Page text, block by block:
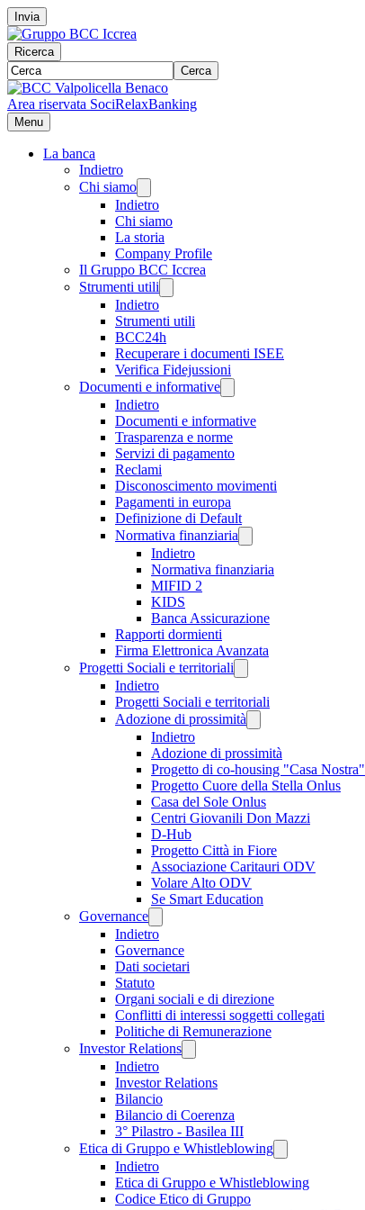
Invia
Ricerca
Cerca
Area riservata SociRelaxBanking
Menu
La banca
Indietro
Chi siamo
Indietro
Chi siamo
La storia
Company Profile
Il Gruppo BCC Iccrea
Strumenti utili
Indietro
Strumenti utili
BCC24h
Recuperare i documenti ISEE
Verifica Fidejussioni
Documenti e informative
Indietro
Documenti e informative
Trasparenza e norme
Servizi di pagamento
Reclami
Disconoscimento movimenti
Pagamenti in europa
Definizione di Default
Normativa finanziaria
Indietro
Normativa finanziaria
MIFID 2
KIDS
Banca Assicurazione
Rapporti dormienti
Firma Elettronica Avanzata
Progetti Sociali e territoriali
Indietro
Progetti Sociali e territoriali
Adozione di prossimità
Indietro
Adozione di prossimità
Progetto di co-housing "Casa Nostra"
Progetto Cuore della Stella Onlus
Casa del Sole Onlus
Centri Giovanili Don Mazzi
D-Hub
Progetto Città in Fiore
Associazione Caritauri ODV
Volare Alto ODV
Se Smart Education
Governance
Indietro
Governance
Dati societari
Statuto
Organi sociali e di direzione
Conflitti di interessi soggetti collegati
Politiche di Remunerazione
Investor Relations
Indietro
Investor Relations
Bilancio
Bilancio di Coerenza
3° Pilastro - Basilea III
Etica di Gruppo e Whistleblowing
Indietro
Etica di Gruppo e Whistleblowing
Codice Etico di Gruppo